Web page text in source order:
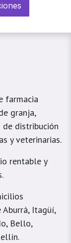
farmacia
granja,
distribución
y veterinarias.
rentable y
Itagüí,
Bello,